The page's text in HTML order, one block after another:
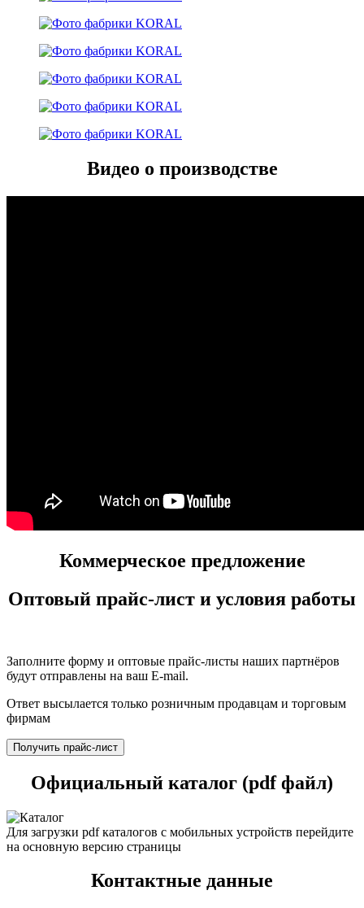
Видео о производстве
Коммерческое предложение
Оптовый прайс-лист и условия работы
Заполните форму и оптовые прайс-листы наших партнёров
будут отправлены на ваш E-mail.
Ответ высылается только розничным продавцам и торговым
фирмам
Получить прайс-лист
Официальный каталог (pdf файл)
Для загрузки pdf каталогов с мобильных устройств перейдите
на основную версию страницы
Контактные данные